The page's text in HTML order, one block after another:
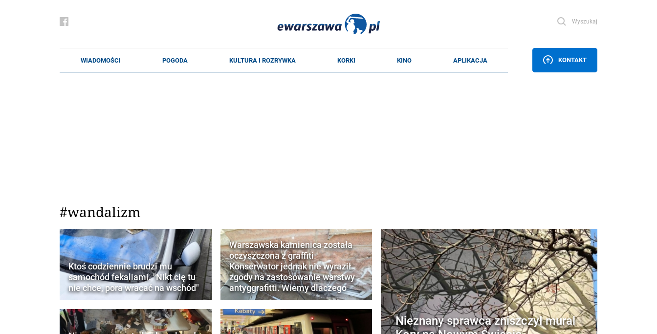
Wyszukaj
KONTAKT
#wandalizm
Ktoś codziennie brudzi mu
samochód fekaliami. "Nikt cię tu
nie chce, pora wracać na wschód"
Warszawska kamienica została
oczyszczona z graffiti.
Konserwator jednak nie wyraził
zgody na zastosowanie warstwy
antyggrafitti. Wiemy dlaczego
Nieznany sprawca zniszczył mural